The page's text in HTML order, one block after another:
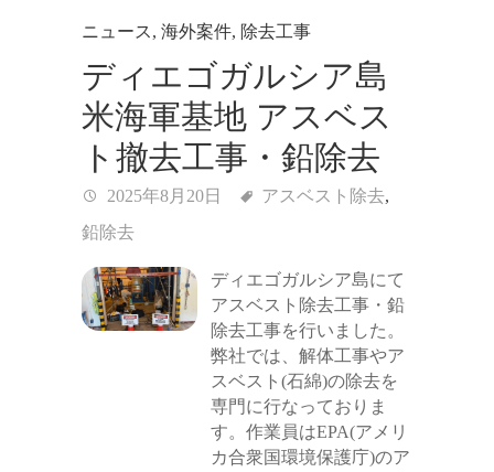
ニュース, 海外案件, 除去工事
ディエゴガルシア島
米海軍基地 アスベス
ト撤去工事・鉛除去
2025年8月20日 アスベスト除去,
鉛除去
ディエゴガルシア島にて
アスベスト除去工事・鉛
除去工事を行いました。
弊社では、解体工事やア
スベスト(石綿)の除去を
専門に行なっておりま
す。作業員はEPA(アメリ
カ合衆国環境保護庁)のア